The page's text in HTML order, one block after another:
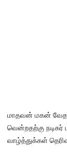
மாதவன் மகன்
வென்றதற்கு
வாழ்த்துக்கள்